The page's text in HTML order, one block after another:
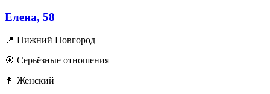
Елена, 58
📍 Нижний Новгород
🎯 Серьёзные отношения
👩 Женский